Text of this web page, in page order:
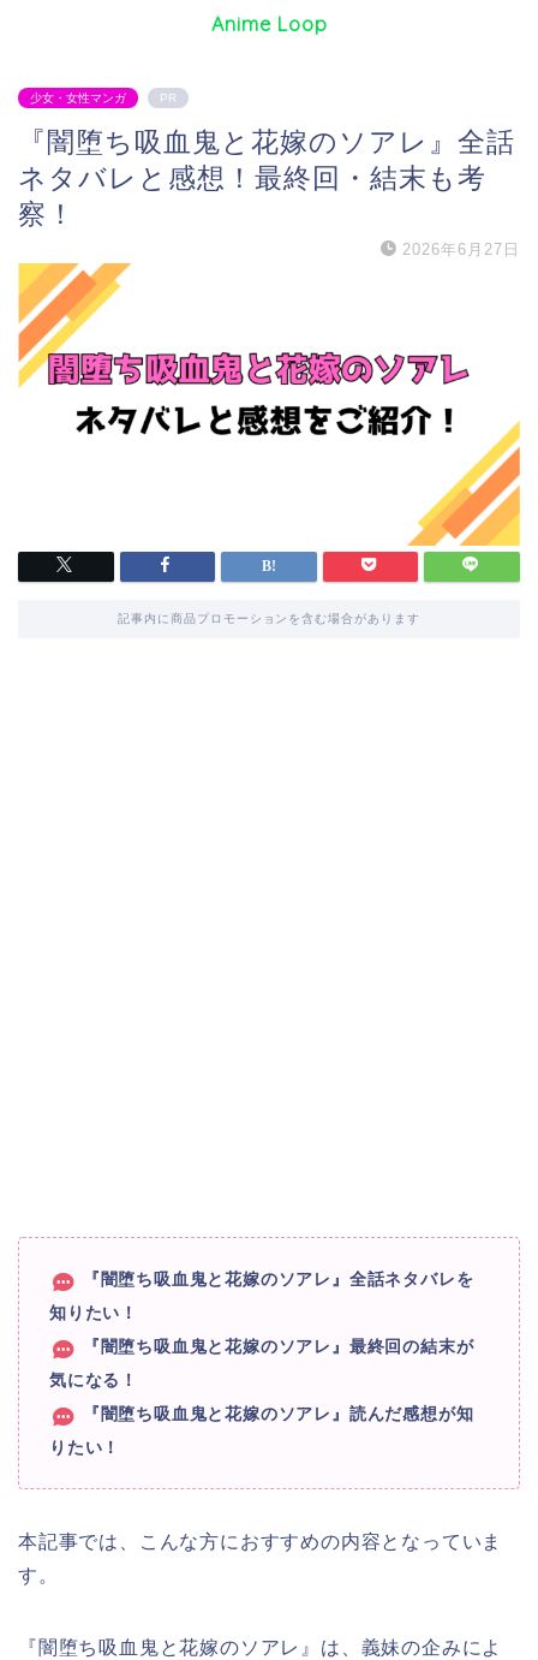
Anime Loop
少女・女性マンガ PR
『闇堕ち吸血鬼と花嫁のソアレ』全話
ネタバレと感想！最終回・結末も考
察！
2026年6月27日
記事内に商品プロモーションを含む場合があります
『闇堕ち吸血鬼と花嫁のソアレ』全話ネタバレを
知りたい！
『闇堕ち吸血鬼と花嫁のソアレ』最終回の結末が
気になる！
『闇堕ち吸血鬼と花嫁のソアレ』読んだ感想が知
りたい！
本記事では、こんな方におすすめの内容となっていま
す。
『闇堕ち吸血鬼と花嫁のソアレ』は、義妹の企みによ